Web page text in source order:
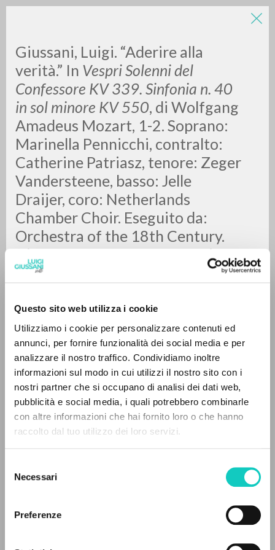
Questo sito web utilizza i cookie
Utilizziamo i cookie per personalizzare contenuti ed
annunci, per fornire funzionalità dei social media e per
analizzare il nostro traffico. Condividiamo inoltre
informazioni sul modo in cui utilizzi il nostro sito con i
nostri partner che si occupano di analisi dei dati web,
pubblicità e social media, i quali potrebbero combinarle
con altre informazioni che hai fornito loro o che hanno
raccolto dal tuo utilizzo dei loro servizi.
delNecessari
Preferenze
Giussani, Luigi. “Aderire alla
verità.” In Vespri Solenni del
Confessore KV 339. Sinfonia n. 40
in sol minore KV 550, di Wolfgang
Amadeus Mozart, 1-2. Soprano:
Marinella Pennicchi, contralto:
Catherine Patriasz, tenore: Zeger
Vandersteene, basso: Jelle
Draijer, coro: Netherlands
Chamber Choir. Eseguito da:
Orchestra of the 18th Century.
Direttore: Frans Brüggen. Spirto
Gentil, 36. [S.l.]: Philips, 2005.
Giussani Luigi
PHILIPS
2005
LUIGI
GIUSSANI
scritti
BÚSQUEDA AVANZADA »
0DOCUMENTOS ENCONTRADOS
RESULTADOS SUCESIVOS